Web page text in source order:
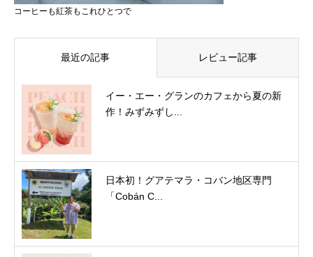
コーヒーも紅茶もこれひとつで
最近の記事 レビュー記事
イー・エー・グランのカフェから夏の新
作！みずみずし...
日本初！グアテマラ・コバン地区専門
「Cobán C...